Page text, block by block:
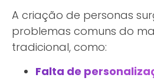
A criação de personas
problemas comuns do
tradicional, como:
Falta de